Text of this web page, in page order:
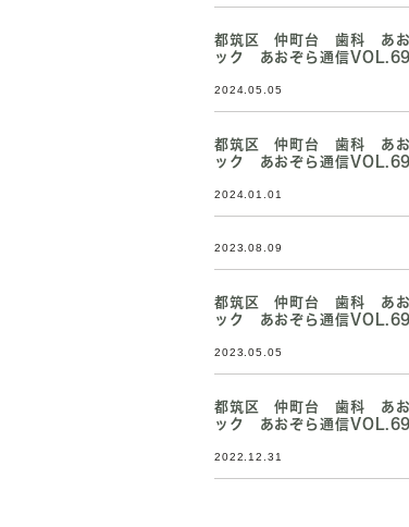
都筑区 仲町台 歯科 あお
ック あおぞら通信
2024.05.05
都筑区 仲町台 歯科 あお
ック あおぞら通信
2024.01.01
2023.08.09
都筑区 仲町台 歯科 あお
ック あおぞら通信
2023.05.05
都筑区 仲町台 歯科 あお
ック あおぞら通信
2022.12.31